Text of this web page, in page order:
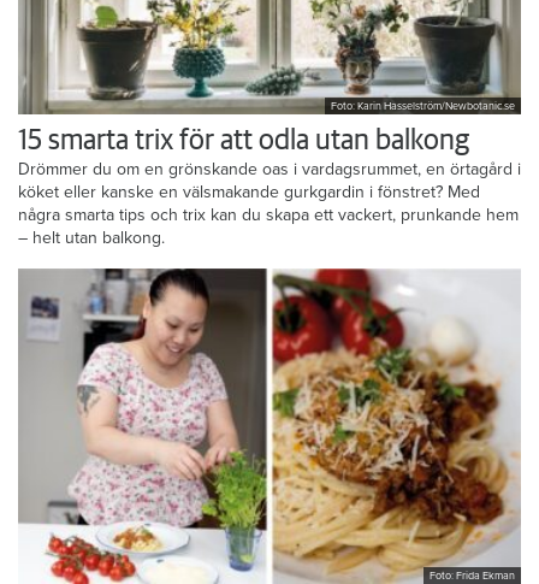
Foto: Karin Hasselström/Newbotanic.se
15 smarta trix för att odla utan balkong
Drömmer du om en grönskande oas i vardagsrummet, en örtagård i
köket eller kanske en välsmakande gurkgardin i fönstret? Med
några smarta tips och trix kan du skapa ett vackert, prunkande hem
– helt utan balkong.
Foto: Frida Ekman